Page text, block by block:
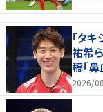
「タ
祐希
稿「
好いい
2026/